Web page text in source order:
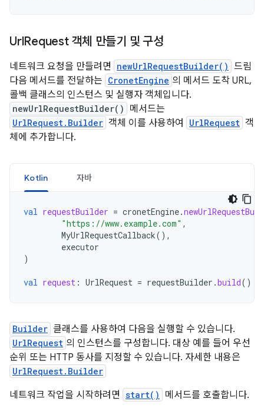
UrlRequest 객체 만들기 및 구성
네트워크 요청을 만들려면 newUrlRequestBuilder() 드림
다음 메서드를 전달하는 CronetEngine 의 메서드 도착 URL,
콜백 클래스의 인스턴스 및 실행자 객체입니다.
newUrlRequestBuilder() 메서드는
UrlRequest.Builder 객체 이를 사용하여 UrlRequest 객
체에 추가합니다.
Kotlin 자바
val requestBuilder = cronetEngine.
"https://www.example.com" ,
MyUrlRequestCallback(),
executor
)
val request : UrlRequest = requestBuilder .build()
Builder 클래스를 사용하여 다음을 실행할 수 있습니다.
UrlRequest 의 인스턴스를 구성합니다. 대상 예를 들어 우선
순위 또는 HTTP 동사를 지정할 수 있습니다. 자세한 내용은
UrlRequest.Builder
네트워크 작업을 시작하려면 start() 메서드를 호출합니다.